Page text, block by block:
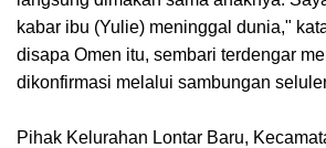
kabar ibu (Yulie) meninggal dunia,"
disapa Omen itu, sembari terdengar
dikonfirmasi melalui sambungan
Pihak Kelurahan Lontar Baru,